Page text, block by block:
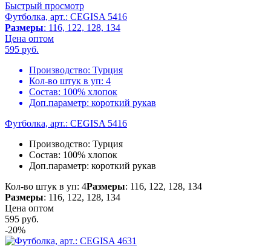
Быстрый просмотр
Футболка, арт.: CEGISA 5416
Размеры: 116, 122, 128, 134
Цена оптом
595 руб.
Производство: Турция
Кол-во штук в уп: 4
Состав: 100% хлопок
Доп.параметр: короткий рукав
Футболка, арт.: CEGISA 5416
Производство: Турция
Состав: 100% хлопок
Доп.параметр: короткий рукав
Кол-во штук в уп: 4Размеры: 116, 122, 128, 134
Размеры: 116, 122, 128, 134
Цена оптом
595 руб.
-20%